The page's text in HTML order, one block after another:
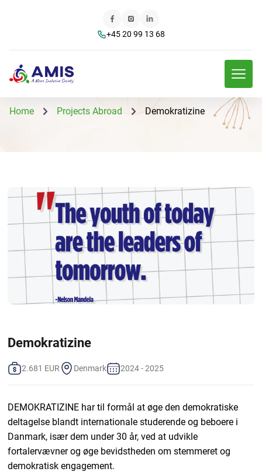
+45 20 99 13 68
Home Projects Abroad Demokratizine
Demokratizine
2.681 EUR Denmark 2024 - 2025
DEMOKRATIZINE har til formål at øge den demokratiske
deltagelse blandt internationale studerende og beboere i
Danmark, især dem under 30 år, ved at udvikle
fortalervævner og øge bevidstheden om stemmeret og
demokratisk engagement.